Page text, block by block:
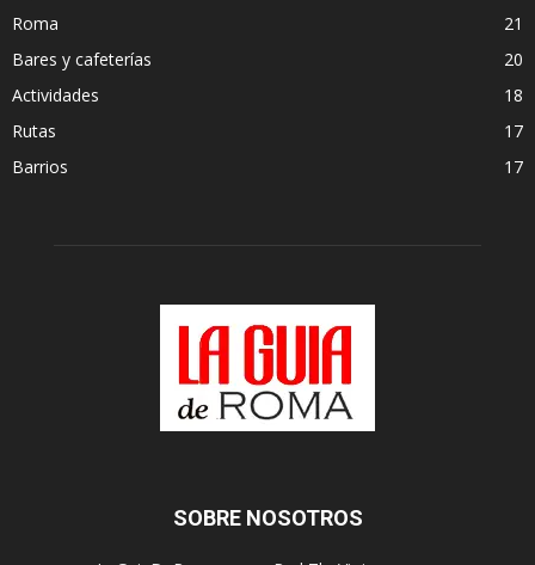
Roma
21
Bares y cafeterías
20
Actividades
18
Rutas
17
Barrios
17
SOBRE NOSOTROS